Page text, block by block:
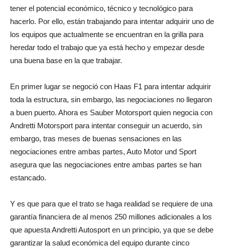
tener el potencial económico, técnico y tecnológico para
hacerlo. Por ello, están trabajando para intentar adquirir uno de
los equipos que actualmente se encuentran en la grilla para
heredar todo el trabajo que ya está hecho y empezar desde
una buena base en la que trabajar.
En primer lugar se negoció con Haas F1 para intentar adquirir
toda la estructura, sin embargo, las negociaciones no llegaron
a buen puerto. Ahora es Sauber Motorsport quien negocia con
Andretti Motorsport para intentar conseguir un acuerdo, sin
embargo, tras meses de buenas sensaciones en las
negociaciones entre ambas partes, Auto Motor und Sport
asegura que las negociaciones entre ambas partes se han
estancado.
Y es que para que el trato se haga realidad se requiere de una
garantía financiera de al menos 250 millones adicionales a los
que apuesta Andretti Autosport en un principio, ya que se debe
garantizar la salud económica del equipo durante cinco